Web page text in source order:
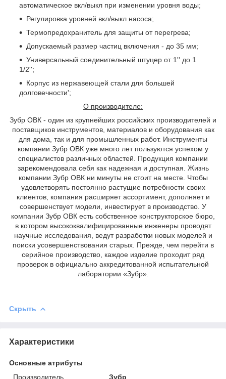
автоматическое вкл/выкл при изменении уровня воды;
Регулировка уровней вкл/выкл насоса;
Термопредохранитель для защиты от перегрева;
Допускаемый размер частиц включения - до 35 мм;
Универсальный соединительный штуцер от 1'' до 1
1/2'';
Корпус из нержавеющей стали для большей
долговечности';
О производителе:
Зубр ОВК - один из крупнейших российских производителей и
поставщиков инструментов, материалов и оборудования как
для дома, так и для промышленных работ. Инструменты
компании Зубр ОВК уже много лет пользуются успехом у
специалистов различных областей. Продукция компании
зарекомендовала себя как надежная и доступная. Жизнь
компании Зубр ОВК ни минуты не стоит на месте. Чтобы
удовлетворять постоянно растущие потребности своих
клиентов, компания расширяет ассортимент, дополняет и
совершенствует модели, инвестирует в производство. У
компании Зубр ОВК есть собственное конструкторское бюро,
в котором высококвалифицированные инженеры проводят
научные исследования, ведут разработки новых моделей и
поиски усовершенствования старых. Прежде, чем перейти в
серийное производство, каждое изделие проходит ряд
проверок в официально аккредитованной испытательной
лаборатории «Зубр».
Скрыть
Характеристики
Основные атрибуты
Производитель
Зубр